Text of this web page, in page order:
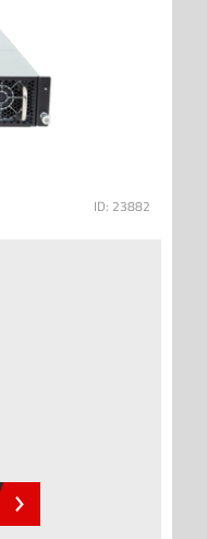
ID: 23882